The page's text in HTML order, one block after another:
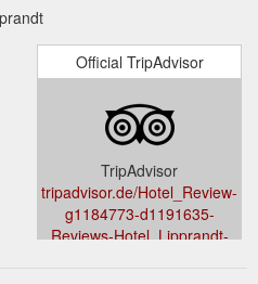
Official TripAdvisor
TripAdvisor
tripadvisor.de/Hotel_Review-
g1184773-d1191635-
Reviews-Hotel_Lipprandt-